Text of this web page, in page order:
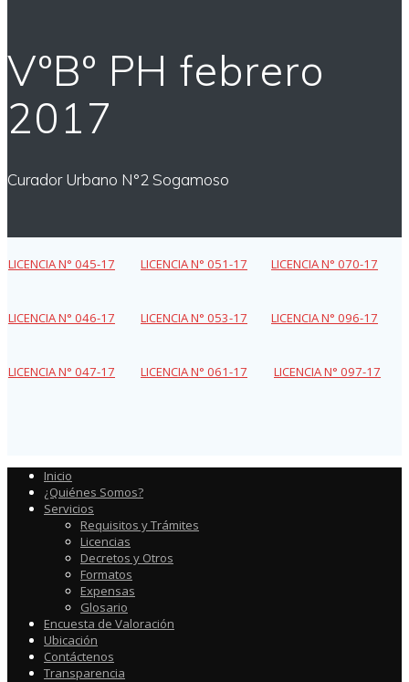
VºBº PH febrero
2017
Curador Urbano N°2 Sogamoso
LICENCIA N° 045-17 LICENCIA N° 051-17 LICENCIA N° 070-17
LICENCIA N° 046-17 LICENCIA N° 053-17 LICENCIA N° 096-17
LICENCIA N° 047-17 LICENCIA N° 061-17 LICENCIA N° 097-17
Inicio
¿Quiénes Somos?
Servicios
Requisitos y Trámites
Licencias
Decretos y Otros
Formatos
Expensas
Glosario
Encuesta de Valoración
Ubicación
Contáctenos
Transparencia